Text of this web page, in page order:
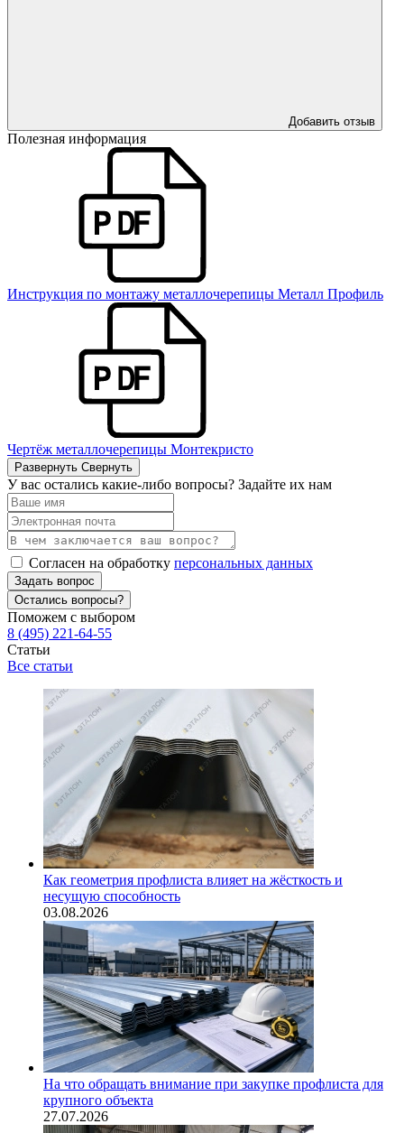
Добавить отзыв
Полезная информация
Инструкция по монтажу металлочерепицы Металл Профиль
Чертёж металлочерепицы Монтекристо
Развернуть Свернуть
У вас остались какие-либо вопросы? Задайте их нам
Согласен на обработку персональных данных
Задать вопрос
Остались вопросы?
Поможем с выбором
8 (495) 221-64-55
Статьи
Все статьи
Как геометрия профлиста влияет на жёсткость и
несущую способность
03.08.2026
На что обращать внимание при закупке профлиста для
крупного объекта
27.07.2026